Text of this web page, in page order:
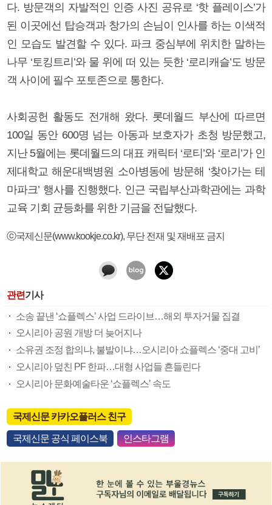
다. 방문객의 자발적인 인증 사진 공유로 ‘핫 플레이스’가
된 이곳에선 탑승객과 창가의 손님이 인사를 하는 이색적
인 모습도 발견할 수 있다. 파크 중심부에 위치한 말하는
나무 ‘토킹트리’와 물 위에 떠 있는 듯한 ‘로리캐슬’도 방문
객 사이에 필수 포토존으로 통한다.
사회공헌 활동도 전개해 왔다. 롯데월드 부산에 따르면
100일 동안 600명 넘는 아동과 보호자가 초청 방문했고,
지난 5월에는 롯데월드의 대표 캐릭터 ‘로티’와 ‘로리’가 인
제대학교 해운대백병원 소아병동에 방문해 ‘찾아가는 테
마파크’ 행사를 진행했다. 인근 국립부산과학관에는 과학
교육 기회 균등화를 위한 기금을 전달했다.
ⓒ국제신문(www.kookje.co.kr), 무단 전재 및 재배포 금지
관련기사
소송 끝낸 ‘쇼플렉스’ 사업 드라이브…해외 투자거물 집결
오시리아 공원 개방 더 늦어지나
소유권 조정 합의냐, 불발이냐…오시리아 쇼플렉스 ‘중대 고비’
오시리아 덮친 PF 한파…대형 사업들 흔들린다
오시리아 문화예술타운 ‘쇼플렉스’ 속도
국제신문 카카오플러스 친구
국제신문 공식 페이스북 인스타그램